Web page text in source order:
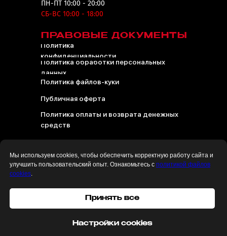
ПРАВОВЫЕ ДОКУМЕНТЫ
Политика оплаты и возврата денежных
средств
Публичная оферта
Политика файлов-куки
Политика обработки персональных
данных
Политика
конфиденциальности
ПН-ПТ 10:00 - 20:00
СБ-ВС 10:00 - 18:00
Разработка и
Мы используем cookies, чтобы обеспечить корректную работу сайта и
улучшить пользовательский опыт. Ознакомьтесь с политикой файлов
cookies.
Принять все
Настройки cookies